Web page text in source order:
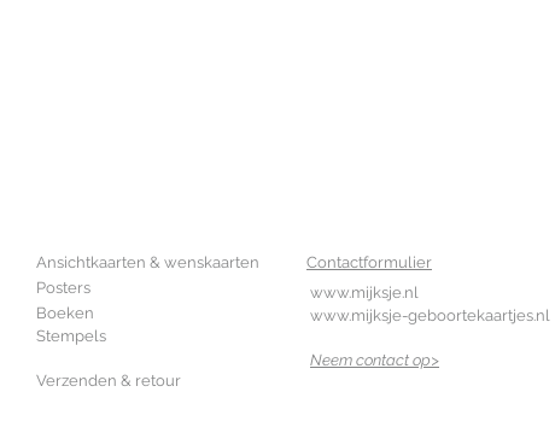
Ansichtkaarten & wenskaarten
Posters
Boeken
Stempels
Verzenden & retour
Contactformulier
www.mijksje.nl
www.mijksje-geboortekaartjes.nl
Neem contact op>